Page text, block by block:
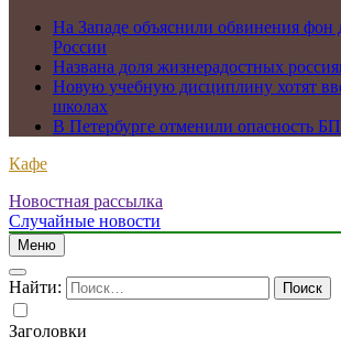
На Западе объяснили обвинения фон
России
Названа доля жизнерадостных
Новую учебную дисциплину хотят
школах
В Петербурге отменили опасность
Кафе
Новостная рассылка
Случайные новости
Меню
Найти:
Заголовки